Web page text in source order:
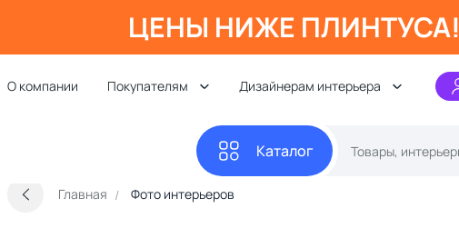
ЦЕНЫ НИЖЕ ПЛИНТУСА!
О компании Покупателям Дизайнерам интерьера
Каталог
Главная Фото интерьеров